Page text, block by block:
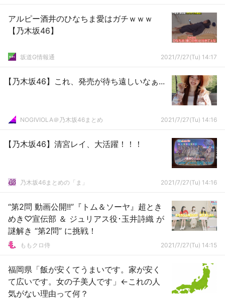
アルピー酒井のひなちま愛はガチｗｗｗ
【乃木坂46】
坂道G情報通 2021/7/27(Tu) 14:17
【乃木坂46】これ、発売が待ち遠しいなぁ...
NOGIVIOLA＠乃木坂46まとめ 2021/7/27(Tu) 14:16
【乃木坂46】清宮レイ、大活躍！！！
乃木坂46まとめの「ま」 2021/7/27(Tu) 14:16
“第2問 動画公開!!”『トム＆ソーヤ』超とき
めき♡宣伝部 ＆ ジュリアス役･玉井詩織 が
謎解き “第2問” に挑戦！
ももクロ侍 2021/7/27(Tu) 14:15
福岡県「飯が安くてうまいです。家が安く
て広いです。女の子美人です」←これの人
気がない理由って何？